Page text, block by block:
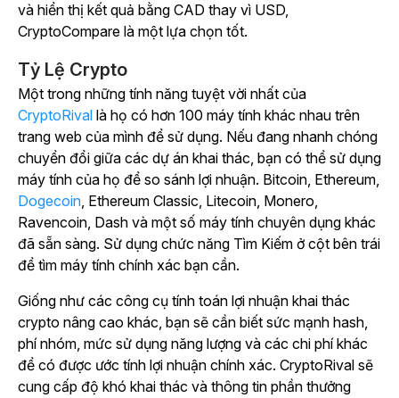
và hiển thị kết quả bằng CAD thay vì USD,
CryptoCompare là một lựa chọn tốt.
Tỷ Lệ Crypto
Một trong những tính năng tuyệt vời nhất của
CryptoRival là họ có hơn 100 máy tính khác nhau trên
trang web của mình để sử dụng. Nếu đang nhanh chóng
chuyển đổi giữa các dự án khai thác, bạn có thể sử dụng
máy tính của họ để so sánh lợi nhuận. Bitcoin, Ethereum,
Dogecoin, Ethereum Classic, Litecoin, Monero,
Ravencoin, Dash và một số máy tính chuyên dụng khác
đã sẵn sàng. Sử dụng chức năng Tìm Kiếm ở cột bên trái
để tìm máy tính chính xác bạn cần.
Giống như các công cụ tính toán lợi nhuận khai thác
crypto nâng cao khác, bạn sẽ cần biết sức mạnh hash,
phí nhóm, mức sử dụng năng lượng và các chi phí khác
để có được ước tính lợi nhuận chính xác. CryptoRival sẽ
cung cấp độ khó khai thác và thông tin phần thưởng